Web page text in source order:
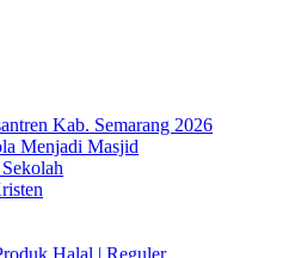
Kab. Semarang 2026
Menjadi Masjid
Halal | Reguler